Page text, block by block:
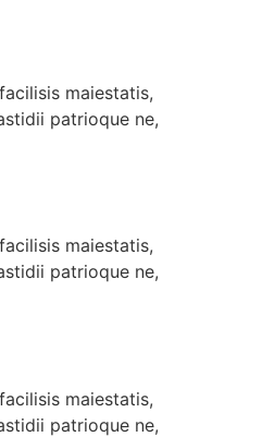
maiestatis,
patrioque ne,
maiestatis,
patrioque ne,
maiestatis,
patrioque ne,